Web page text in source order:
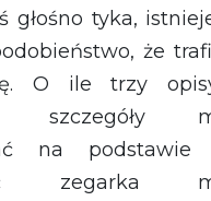
głośno tyka,
że
O ile trzy
szczegóły
na podstawie
zegarka